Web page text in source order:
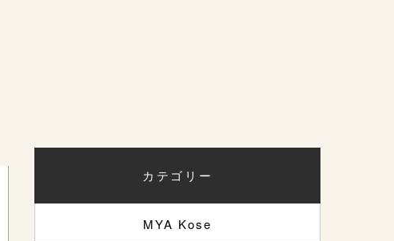
カテゴリー
MYA Kose